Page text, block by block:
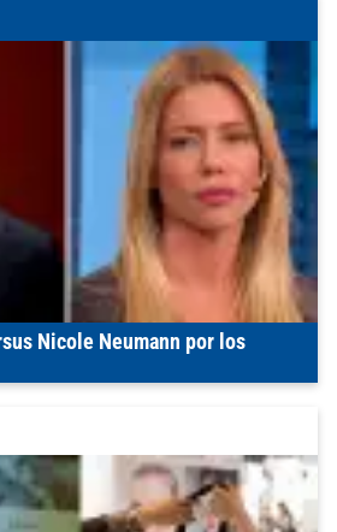
Nicole Neumann por los